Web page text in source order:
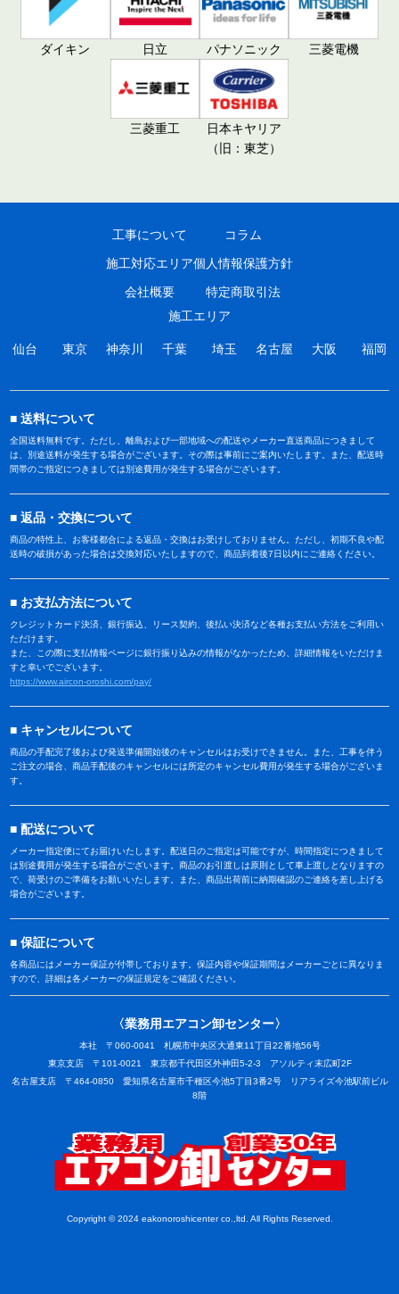
ダイキン 日立 パナソニック 三菱電機
三菱重工
日本キヤリア
（旧：東芝）
工事について
施工対応エリア
会社概要
コラム
個人情報保護方針
特定商取引法
施工エリア
仙台 東京 神奈川 千葉 埼玉 名古屋 大阪 福岡
送料について
全国送料無料です。ただし、離島および一部地域への配送やメーカー直送商品につきまして
は、別途送料が発生する場合がございます。その際は事前にご案内いたします。また、配送時
間帯のご指定につきましては別途費用が発生する場合がございます。
返品・交換について
商品の特性上、お客様都合による返品・交換はお受けしておりません。ただし、初期不良や配
送時の破損があった場合は交換対応いたしますので、商品到着後7日以内にご連絡ください。
お支払方法について
クレジットカード決済、銀行振込、リース契約、後払い決済など各種お支払い方法をご利用い
ただけます。
また、この際に支払情報ページに銀行振り込みの情報がなかったため、詳細情報をいただけま
すと幸いでございます。
https://www.aircon-oroshi.com/pay/
キャンセルについて
商品の手配完了後および発送準備開始後のキャンセルはお受けできません。また、工事を伴う
ご注文の場合、商品手配後のキャンセルには所定のキャンセル費用が発生する場合がございま
す。
配送について
メーカー指定便にてお届けいたします。配送日のご指定は可能ですが、時間指定につきまして
は別途費用が発生する場合がございます。商品のお引渡しは原則として車上渡しとなりますの
で、荷受けのご準備をお願いいたします。また、商品出荷前に納期確認のご連絡を差し上げる
場合がございます。
保証について
各商品にはメーカー保証が付帯しております。保証内容や保証期間はメーカーごとに異なりま
すので、詳細は各メーカーの保証規定をご確認ください。
〈業務用エアコン卸センター〉
本社 〒060-0041 札幌市中央区大通東11丁目22番地56号
東京支店 〒101-0021 東京都千代田区外神田5-2-3 アソルティ末広町2F
名古屋支店 〒464-0850 愛知県名古屋市千種区今池5丁目3番2号 リアライズ今池駅前ビル
8階
Copyright © 2024 eakonoroshicenter co.,ltd. All Rights Reserved.